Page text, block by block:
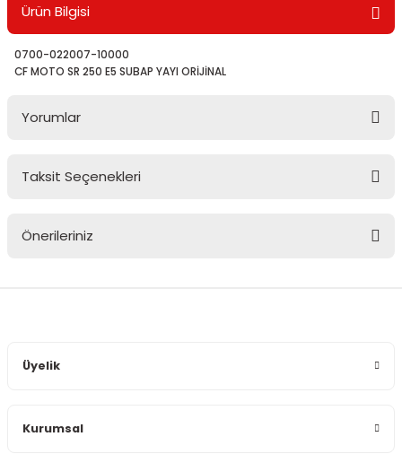
Ürün Bilgisi
0700-022007-10000
CF MOTO SR 250 E5 SUBAP YAYI ORİJİNAL
Yorumlar
Taksit Seçenekleri
Önerileriniz
Ürün bilgilerinde hatalar bulunuyor.
Üyelik
Kurumsal